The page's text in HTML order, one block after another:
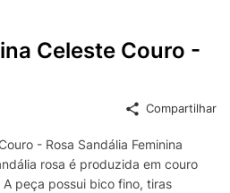
Celeste Couro -
Compartilhar
- Rosa Sandália Feminina
rosa é produzida em couro
peça possui bico fino, tiras